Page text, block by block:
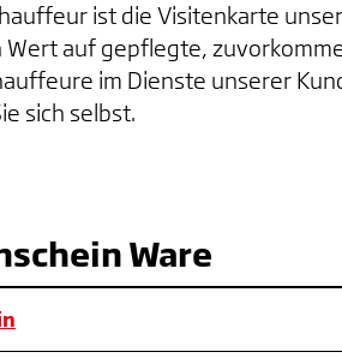
ist die Visitenkarte
Wert auf gepflegte,
im Dienste unserer
sich selbst.
Ware